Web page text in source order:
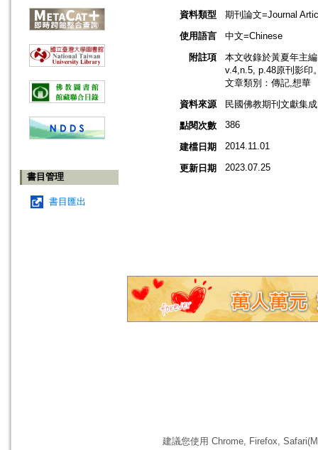
書目管理
書目匯出
資料類型
期刊論文=Journal
使用語言
中文=Chinese
附註項
本文收錄於黃夏年主
v.4,n.5, p.48原刊影印
文章類別：傳記,想華
資料來源
民國佛教期刊文獻集
點閱次數
386
建檔日期 2014.11.01
更新日期 2023.07.25
建議您使用 Chrome, Firefox,